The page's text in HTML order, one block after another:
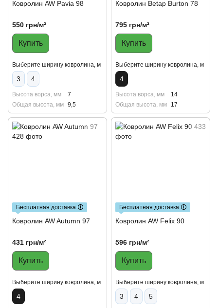
Ковролин AW Pavia 98
550 грн/м²
Купить
Выберите ширину ковролина, м
3 4
Высота ворса, мм
7
Общая высота, мм 9,5
Ковролин Betap Burton 78
795 грн/м²
Купить
Выберите ширину ковролина, м
4
Высота ворса, мм
14
Общая высота, мм
17
Бесплатная доставка 🛈
Ковролин AW Autumn 97
431 грн/м²
Купить
Выберите ширину ковролина, м
4
Бесплатная доставка 🛈
Ковролин AW Felix 90
596 грн/м²
Купить
Выберите ширину ковролина, м
3 4 5